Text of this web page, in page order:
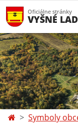
Oficiálne stránky
VYŠNÉ
Symboly